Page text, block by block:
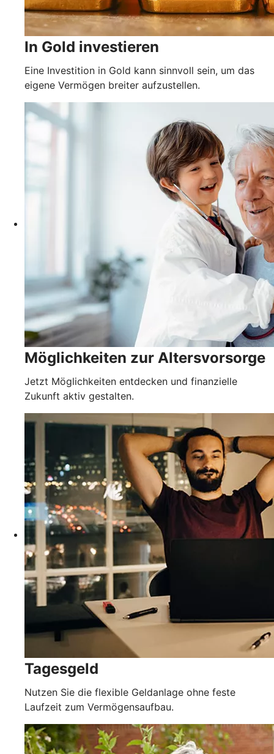
In Gold investieren
Eine Investition in Gold kann sinnvoll sein, um das
eigene Vermögen breiter aufzustellen.
Möglichkeiten zur Altersvorsorge
Jetzt Möglichkeiten entdecken und finanzielle
Zukunft aktiv gestalten.
Tagesgeld
Nutzen Sie die flexible Geldanlage ohne feste
Laufzeit zum Vermögensaufbau.